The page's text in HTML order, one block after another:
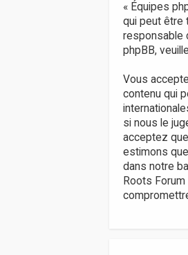
« Équipes
qui peut être
responsable
phpBB,
Vous
contenu qui
si nous le
acceptez
estimons
dans notre
Roots